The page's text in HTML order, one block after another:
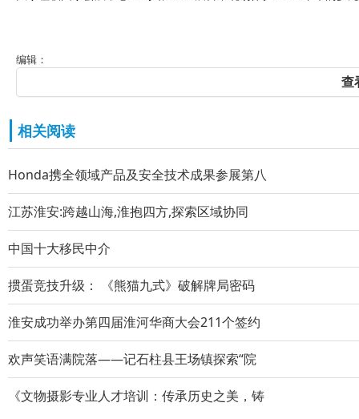
编辑：
查
相关阅读
Honda携全领域产品及安全技术成果参展第八
江苏淮安:跨越山海,淮抱四方,探索区域协同
中国十大移民中介
掼蛋竞技升级： 《熊猫九式》破解牌局密码
淮安成功举办第四届淮河华商大会211个签约
欢声笑语满院落——记石柱县王场镇探索“院
《文物摄影专业人才培训：传承历史之美，铸